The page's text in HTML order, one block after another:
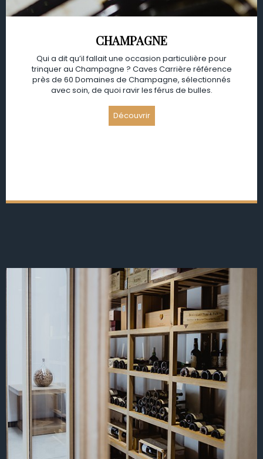
CHAMPAGNE
Qui a dit qu’il fallait une occasion particulière pour
trinquer au Champagne ? Caves Carrière référence
près de 60 Domaines de Champagne, sélectionnés
avec soin, de quoi ravir les férus de bulles.